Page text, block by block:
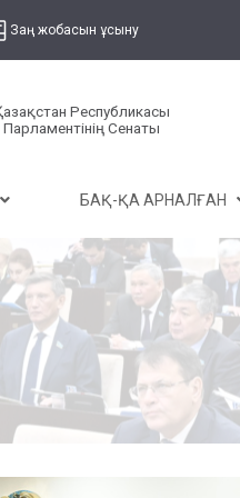
Заң жобасын ұсыну
Республикасы
Парламентінің Сенаты
БАҚ-ҚА АРНАЛҒАН